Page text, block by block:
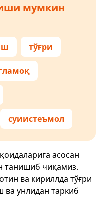
мумкин
тўғри
суиистеъмол
асосан
танишиб чиқамиз.
ва кириллда тўғри
унлидан таркиб